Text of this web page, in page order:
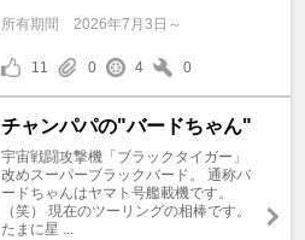
所有期間 2026年7月3日～
11 0 4 0
チャンパパの"バードちゃん"
宇宙戦闘攻撃機「ブラックタイガー」
改めスーパーブラックバード。 通称バ
ードちゃんはヤマト号艦載機です。
（笑） 現在のツーリングの相棒です。
たまに星 ...